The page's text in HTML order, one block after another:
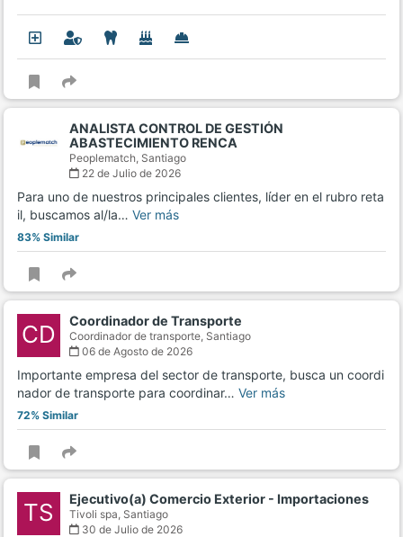
ANALISTA CONTROL DE GESTIÓN
ABASTECIMIENTO RENCA
Peoplematch, Santiago
22 de Julio de 2026
Para uno de nuestros principales clientes, líder en el rubro reta
il, buscamos al/la… Ver más
83% Similar
CD Coordinador de Transporte
Coordinador de transporte, Santiago
06 de Agosto de 2026
Importante empresa del sector de transporte, busca un coordi
nador de transporte para coordinar… Ver más
72% Similar
TS Ejecutivo(a) Comercio Exterior - Importaciones
Tivoli spa, Santiago
30 de Julio de 2026